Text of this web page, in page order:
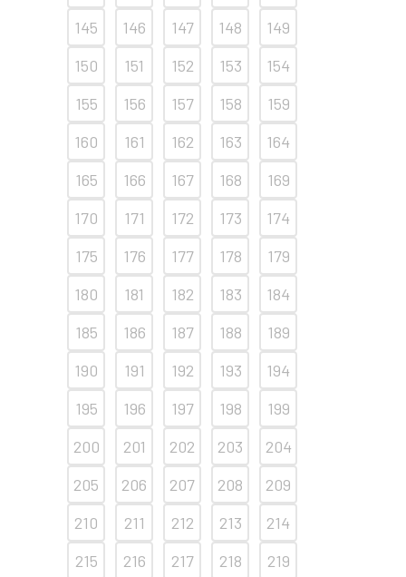
145
146 147 148
149
150
151 152 153
154
155
156 157 158
159
160
161 162 163
164
165
166 167 168
169
170
171 172 173
174
175
176 177 178
179
180
181 182 183
184
185
186 187 188
189
190
191 192 193
194
195
196 197 198
199
200
201 202 203
204
205
206 207 208
209
210
211 212 213
214
215
216 217 218
219